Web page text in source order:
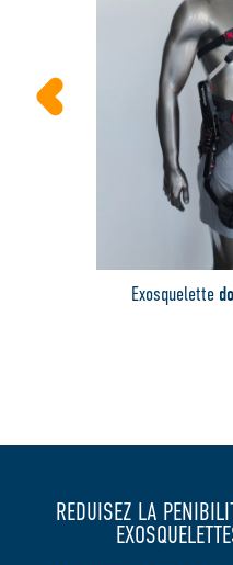
Exosquelette
REDUISEZ LA